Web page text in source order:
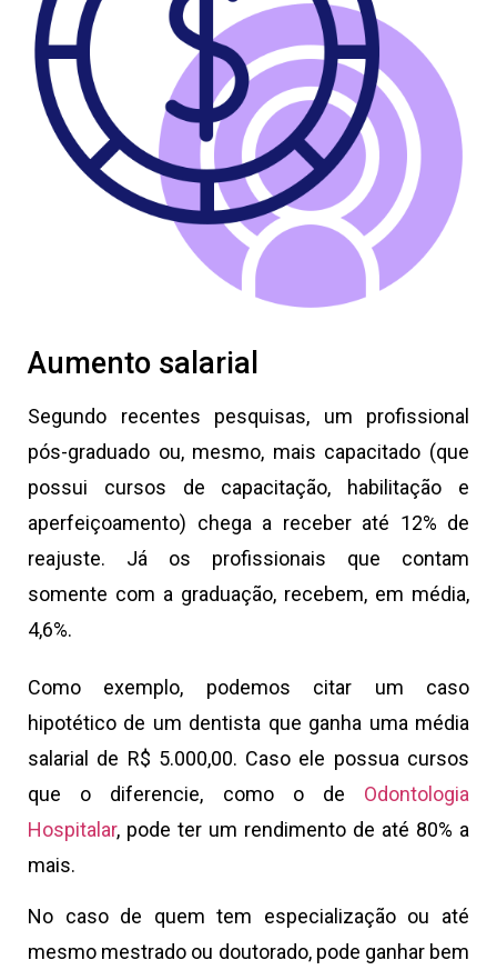
Aumento salarial
Segundo recentes pesquisas, um profissional
pós-graduado ou, mesmo, mais capacitado (que
possui cursos de capacitação, habilitação e
aperfeiçoamento) chega a receber até 12% de
reajuste. Já os profissionais que contam
somente com a graduação, recebem, em média,
4,6%.
Como exemplo, podemos citar um caso
hipotético de um dentista que ganha uma média
salarial de R$ 5.000,00. Caso ele possua cursos
que o diferencie, como o de Odontologia
Hospitalar, pode ter um rendimento de até 80% a
mais.
No caso de quem tem especialização ou até
mesmo mestrado ou doutorado, pode ganhar bem